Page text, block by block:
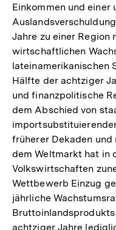
Einkommen und einer
Jahre zu einer
wirtschaftlichen
lateinamerikanischen
Hälfte der achtziger
und finanzpolitische
dem Abschied von
früherer Dekaden
dem Weltmarkt hat in
Volkswirtschaften
Wettbewerb Einzug
jährliche
achtziger Jahre